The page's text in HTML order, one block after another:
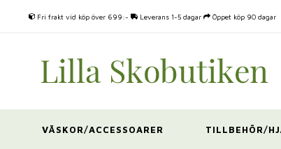
Fri frakt vid köp över 699:- Leverans 1-5 dagar Öppet köp 90 dagar
VÄSKOR/ACCESSOARER TILLBEHÖR/